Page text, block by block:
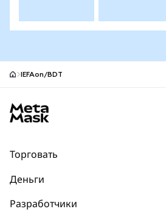
IEFAon/BDT
Торговать
Прогнозы
Деньги
Разработчики